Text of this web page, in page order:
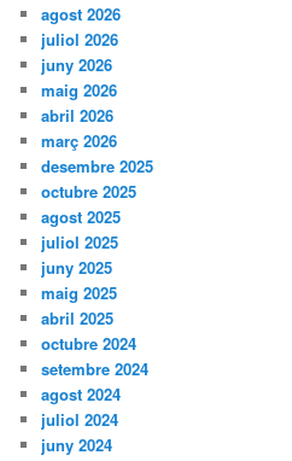
agost 2026
juliol 2026
juny 2026
maig 2026
abril 2026
març 2026
desembre 2025
octubre 2025
agost 2025
juliol 2025
juny 2025
maig 2025
abril 2025
octubre 2024
setembre 2024
agost 2024
juliol 2024
juny 2024